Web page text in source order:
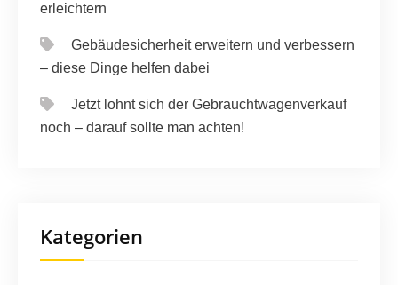
erleichtern
Gebäudesicherheit erweitern und verbessern
– diese Dinge helfen dabei
Jetzt lohnt sich der Gebrauchtwagenverkauf
noch – darauf sollte man achten!
Kategorien